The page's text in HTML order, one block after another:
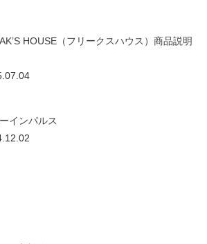
HOUSE（フリークスハウス）商品説明
インパルス